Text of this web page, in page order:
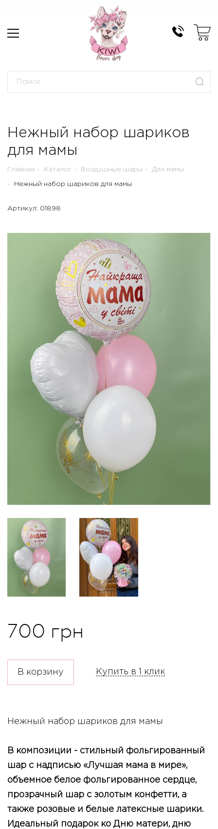
Нежный набор шариков
для мамы
Главная Каталог Воздушные шары Для мамы
Нежный набор шариков для мамы
Артикул: 01898
700 грн
В корзину Купить в 1 клик
Нежный набор шариков для мамы
В композиции - стильный фольгированный
шар с надписью «Лучшая мама в мире»,
объемное белое фольгированное сердце,
прозрачный шар с золотым конфетти, а
также розовые и белые латексные шарики.
Идеальный подарок ко Дню матери, дню